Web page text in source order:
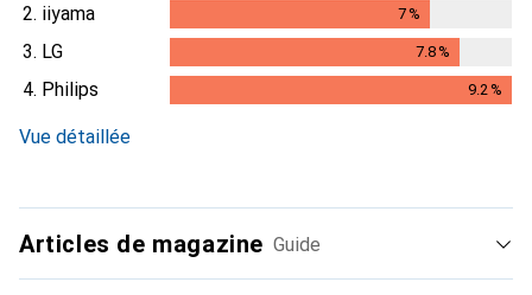
2. iiyama 7%
3. LG 7.8%
7.8%
4. Philips 9.2 %
Vue détaillée
Articles de magazine Guide